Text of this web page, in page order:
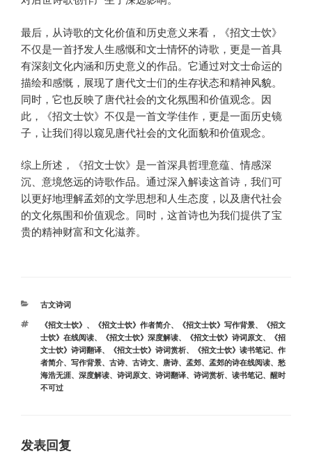
最后，从诗歌的文化价值和历史意义来看，《招文士饮》
不仅是一首抒发人生感慨和文士情怀的诗歌，更是一首具
有深刻文化内涵和历史意义的作品。它通过对文士命运的
描绘和感慨，展现了唐代文士们的生存状态和精神风貌。
同时，它也反映了唐代社会的文化氛围和价值观念。因
此，《招文士饮》不仅是一首文学佳作，更是一面历史镜
子，让我们得以窥见唐代社会的文化面貌和价值观念。
综上所述，《招文士饮》是一首深具哲理意蕴、情感深
沉、意境悠远的诗歌作品。通过深入解读这首诗，我们可
以更好地理解孟郊的文学思想和人生态度，以及唐代社会
的文化氛围和价值观念。同时，这首诗也为我们提供了宝
贵的精神财富和文化滋养。
分
古文诗词
标
签
《招文士饮》 、 《招文士饮》作者简介、 《招文士饮》写作背景、
《招文
士饮》在线阅读、 《招文士饮》深度解读、 《招文士饮》诗词原文、
《招
文士饮》诗词翻译、 《招文士饮》诗词赏析、 《招文士饮》读书笔记、 作
者简介、 写作背景、 古诗、 古诗文、 唐诗、 孟郊、 孟郊的诗在线阅读、 愁
海浩无涯、 深度解读、 诗词原文、 诗词翻译、 诗词赏析、 读书笔记、 醒时
不可过
发表回复